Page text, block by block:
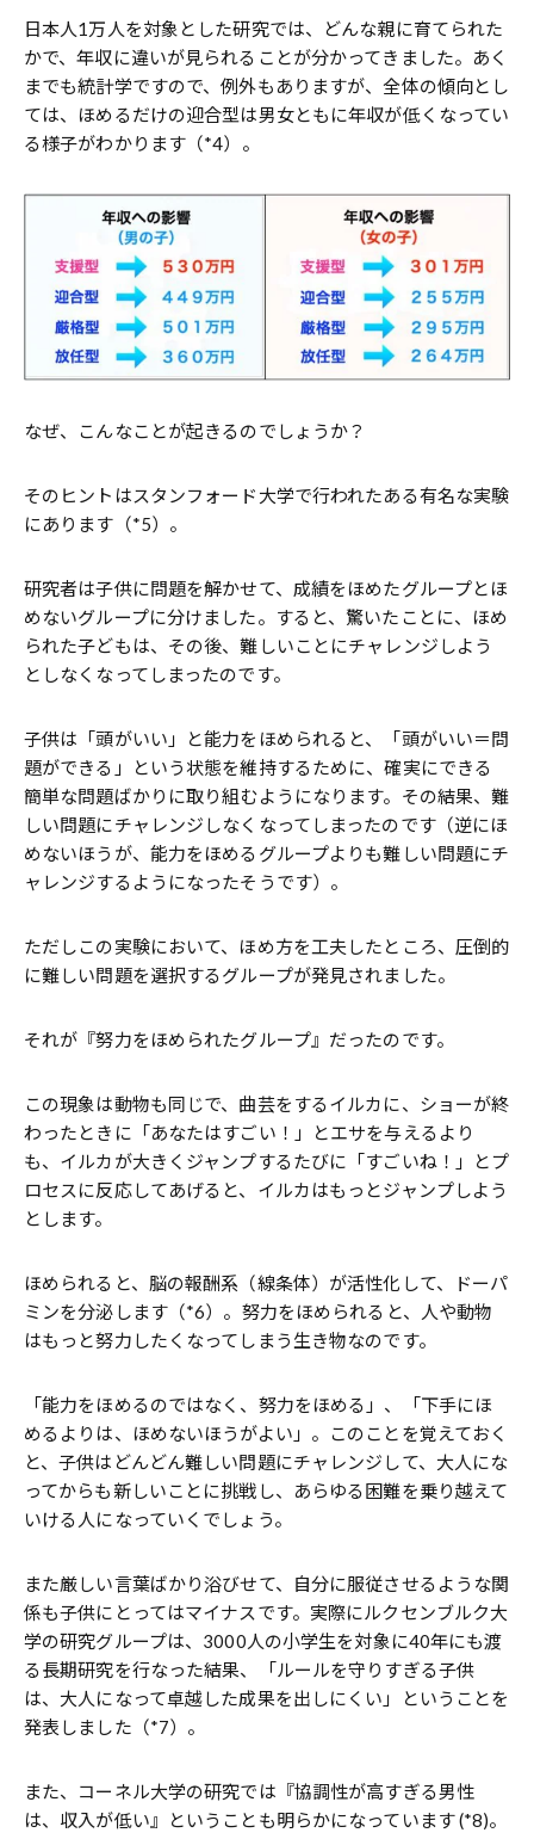
日本人1万人を対象とした研究では、どんな親に育てられた
かで、年収に違いが見られることが分かってきました。あく
までも統計学ですので、例外もありますが、全体の傾向とし
ては、ほめるだけの迎合型は男女ともに年収が低くなってい
る様子がわかります（*4）。
なぜ、こんなことが起きるのでしょうか？
そのヒントはスタンフォード大学で行われたある有名な実験
にあります（*5）。
研究者は子供に問題を解かせて、成績をほめたグループとほ
めないグループに分けました。すると、驚いたことに、ほめ
られた子どもは、その後、難しいことにチャレンジしよう
としなくなってしまったのです。
子供は「頭がいい」と能力をほめられると、「頭がいい＝問
題ができる」という状態を維持するために、確実にできる
簡単な問題ばかりに取り組むようになります。その結果、難
しい問題にチャレンジしなくなってしまったのです（逆にほ
めないほうが、能力をほめるグループよりも難しい問題にチ
ャレンジするようになったそうです）。
ただしこの実験において、ほめ方を工夫したところ、圧倒的
に難しい問題を選択するグループが発見されました。
それが『努力をほめられたグループ』だったのです。
この現象は動物も同じで、曲芸をするイルカに、ショーが終
わったときに「あなたはすごい！」とエサを与えるより
も、イルカが大きくジャンプするたびに「すごいね！」とプ
ロセスに反応してあげると、イルカはもっとジャンプしよう
とします。
ほめられると、脳の報酬系（線条体）が活性化して、ドーパ
ミンを分泌します（*6）。努力をほめられると、人や動物
はもっと努力したくなってしまう生き物なのです。
「能力をほめるのではなく、努力をほめる」、「下手にほ
めるよりは、ほめないほうがよい」。このことを覚えておく
と、子供はどんどん難しい問題にチャレンジして、大人にな
ってからも新しいことに挑戦し、あらゆる困難を乗り越えて
いける人になっていくでしょう。
また厳しい言葉ばかり浴びせて、自分に服従させるような関
係も子供にとってはマイナスです。実際にルクセンブルク大
学の研究グループは、3000人の小学生を対象に40年にも渡
る長期研究を行なった結果、「ルールを守りすぎる子供
は、大人になって卓越した成果を出しにくい」ということを
発表しました（*7）。
また、コーネル大学の研究では『協調性が高すぎる男性
は、収入が低い』ということも明らかになっています (*8)。